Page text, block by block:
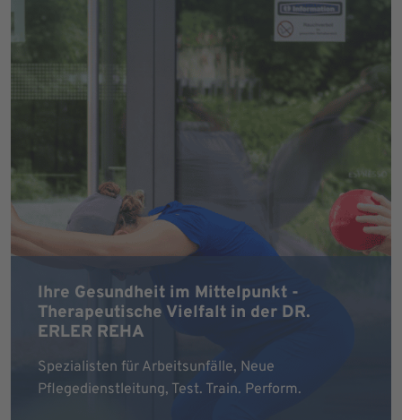
Ihre Gesundheit im Mittelpunkt -
Therapeutische Vielfalt in der DR.
ERLER REHA
Spezialisten für Arbeitsunfälle, Neue
Pflegedienstleitung, Test. Train. Perform.